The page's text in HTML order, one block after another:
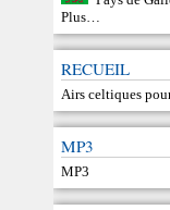
Plus…
RECUEIL
Airs celtiques
MP3
MP3